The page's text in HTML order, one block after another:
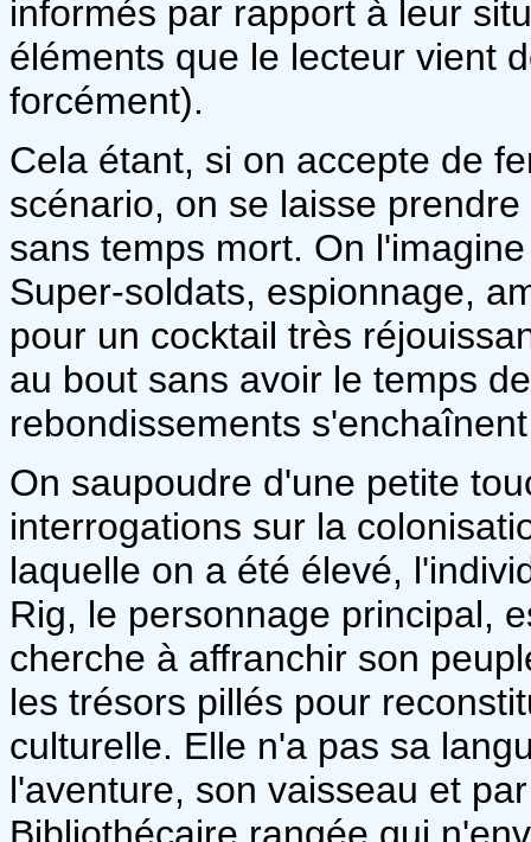
informés par rapport à leur
éléments que le lecteur vient
forcément).
Cela étant, si on accepte de
scénario, on se laisse
sans temps mort. On
Super-soldats, espionnage,
pour un cocktail très
au bout sans avoir le temps
rebondissements
On saupoudre d'une petite
interrogations sur la
laquelle on a été élevé,
Rig, le personnage principal,
cherche à affranchir son
les trésors pillés pour
culturelle. Elle n'a pas sa
l'aventure, son vaisseau et